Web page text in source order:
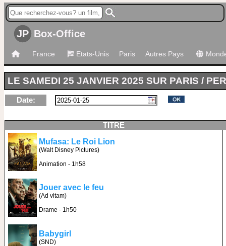
JP Box-Office
France Etats-Unis Paris Autres Pays
LE SAMEDI 25 JANVIER 2025 SUR PARIS /
Date:
TITRE
Mufasa: Le Roi Lion
(Walt Disney Pictures)
Animation - 1h58
Jouer avec le feu
(Ad vitam)
Drame - 1h50
Babygirl
(SND)